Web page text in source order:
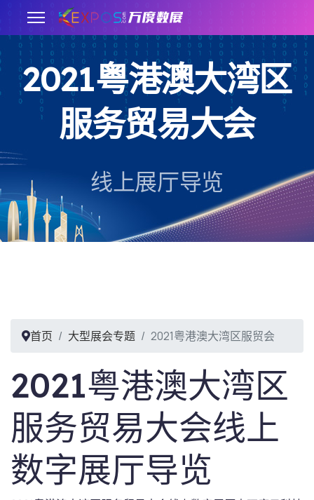
2021粤港澳大湾区
服务贸易大会
线上展厅导览
首页 大型展会专题 2021粤港澳大湾区服贸会
2021粤港澳大湾区
服务贸易大会线上
数字展厅导览